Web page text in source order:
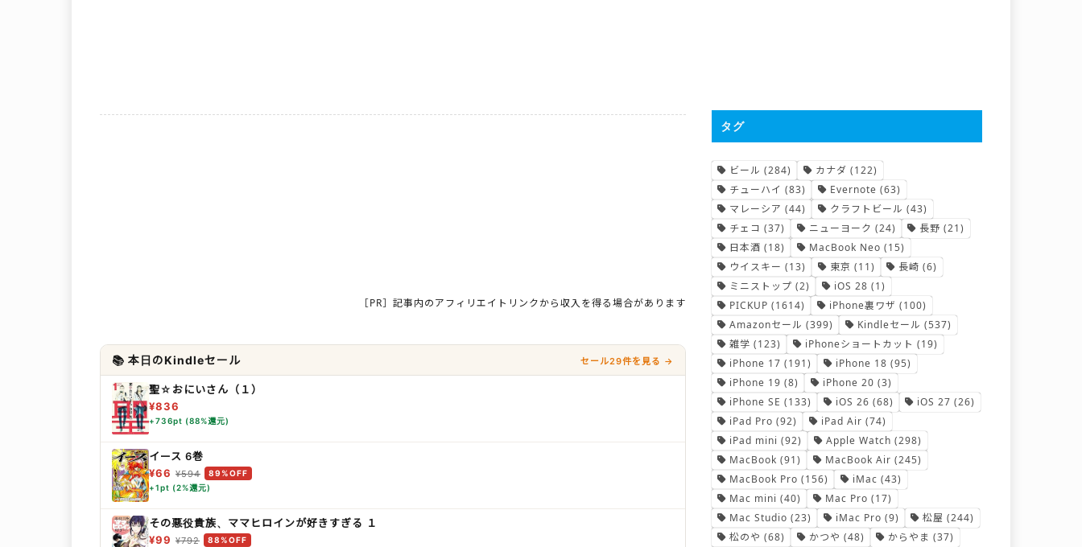
［PR］記事内のアフィリエイトリンクから収入を得る場合があります
📚 本日のKindleセール セール29件を見る →
聖☆おにいさん（１）
¥836
+736pt (88%還元)
イース 6巻
¥66 ¥594
89%OFF
+1pt (2%還元)
その悪役貴族、ママヒロインが好きすぎる １
¥99 ¥792
88%OFF
タグ
ビール (284) カナダ (122)
チューハイ (83) Evernote (63)
マレーシア (44) クラフトビール (43)
チェコ (37) ニューヨーク (24) 長野 (21)
日本酒 (18) MacBook Neo (15)
ウイスキー (13) 東京 (11) 長崎 (6)
ミニストップ (2) iOS 28 (1)
PICKUP (1614) iPhone裏ワザ (100)
Amazonセール (399) Kindleセール (537)
雑学 (123) iPhoneショートカット (19)
iPhone 17 (191) iPhone 18 (95)
iPhone 19 (8) iPhone 20 (3)
iPhone SE (133) iOS 26 (68) iOS 27 (26)
iPad Pro (92) iPad Air (74)
iPad mini (92) Apple Watch (298)
MacBook (91) MacBook Air (245)
MacBook Pro (156) iMac (43)
Mac mini (40) Mac Pro (17)
Mac Studio (23) iMac Pro (9) 松屋 (244)
松のや (68) かつや (48) からやま (37)